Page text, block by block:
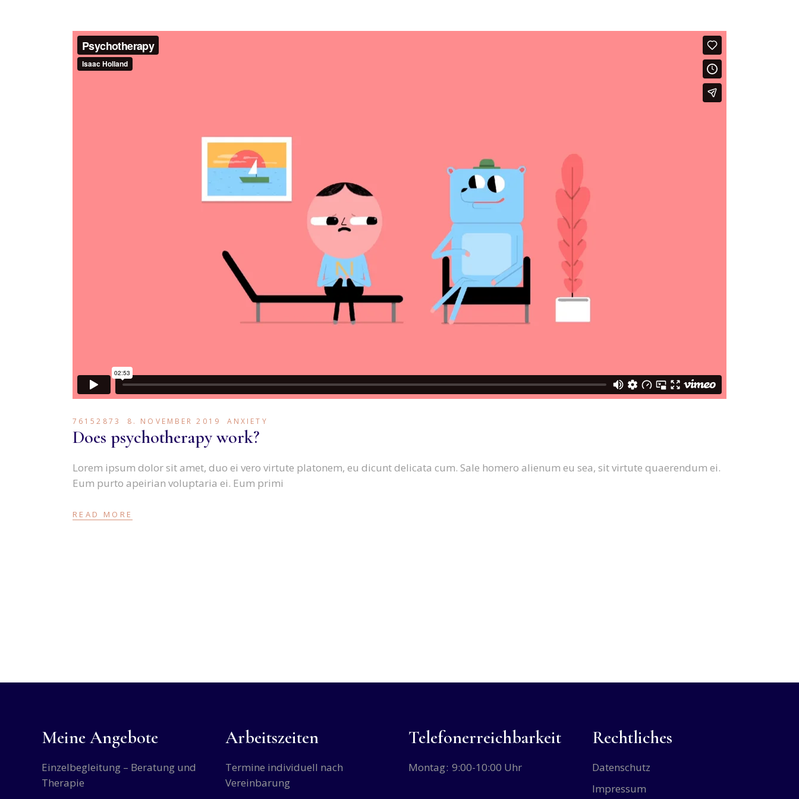
76152873 8. NOVEMBER 2019 ANXIETY
Does psychotherapy work?
Lorem ipsum dolor sit amet, duo ei vero virtute platonem, eu dicunt delicata cum. Sale homero alienum eu sea, sit virtute quaerendum ei.
Eum purto apeirian voluptaria ei. Eum primi
READ MORE
Meine Angebote
Einzelbegleitung – Beratung und
Therapie
Arbeitszeiten
Termine individuell nach
Vereinbarung
Telefonerreichbarkeit
Montag 9:00-10:00 Uhr
Rechtliches
Datenschutz
Impressum